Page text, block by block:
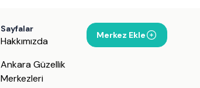
Sayfalar
Hakkımızda
Ankara Güzellik
Merkezleri
Merkez Ekle